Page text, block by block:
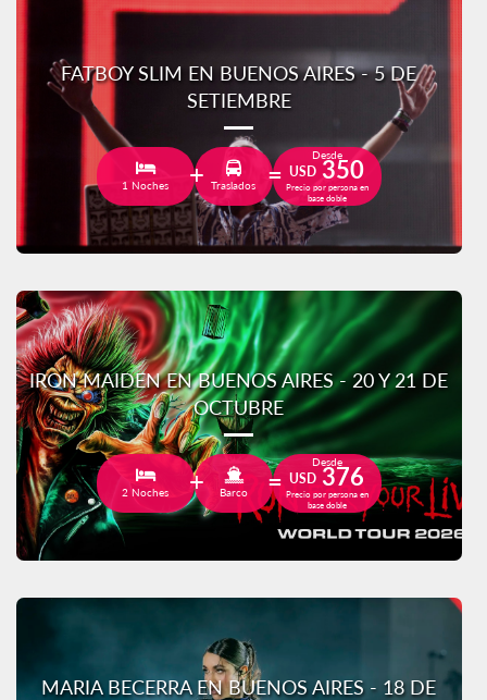
FATBOY SLIM EN BUENOS AIRES - 5 DE
SETIEMBRE
1 Noches Traslados
Desde
USD 350
Precio por persona en
base doble
IRON MAIDEN EN BUENOS AIRES - 20 Y 21 DE
OCTUBRE
2 Noches Barco
Desde
USD 376
Precio por persona en
base doble
MARIA BECERRA EN BUENOS AIRES - 18 DE